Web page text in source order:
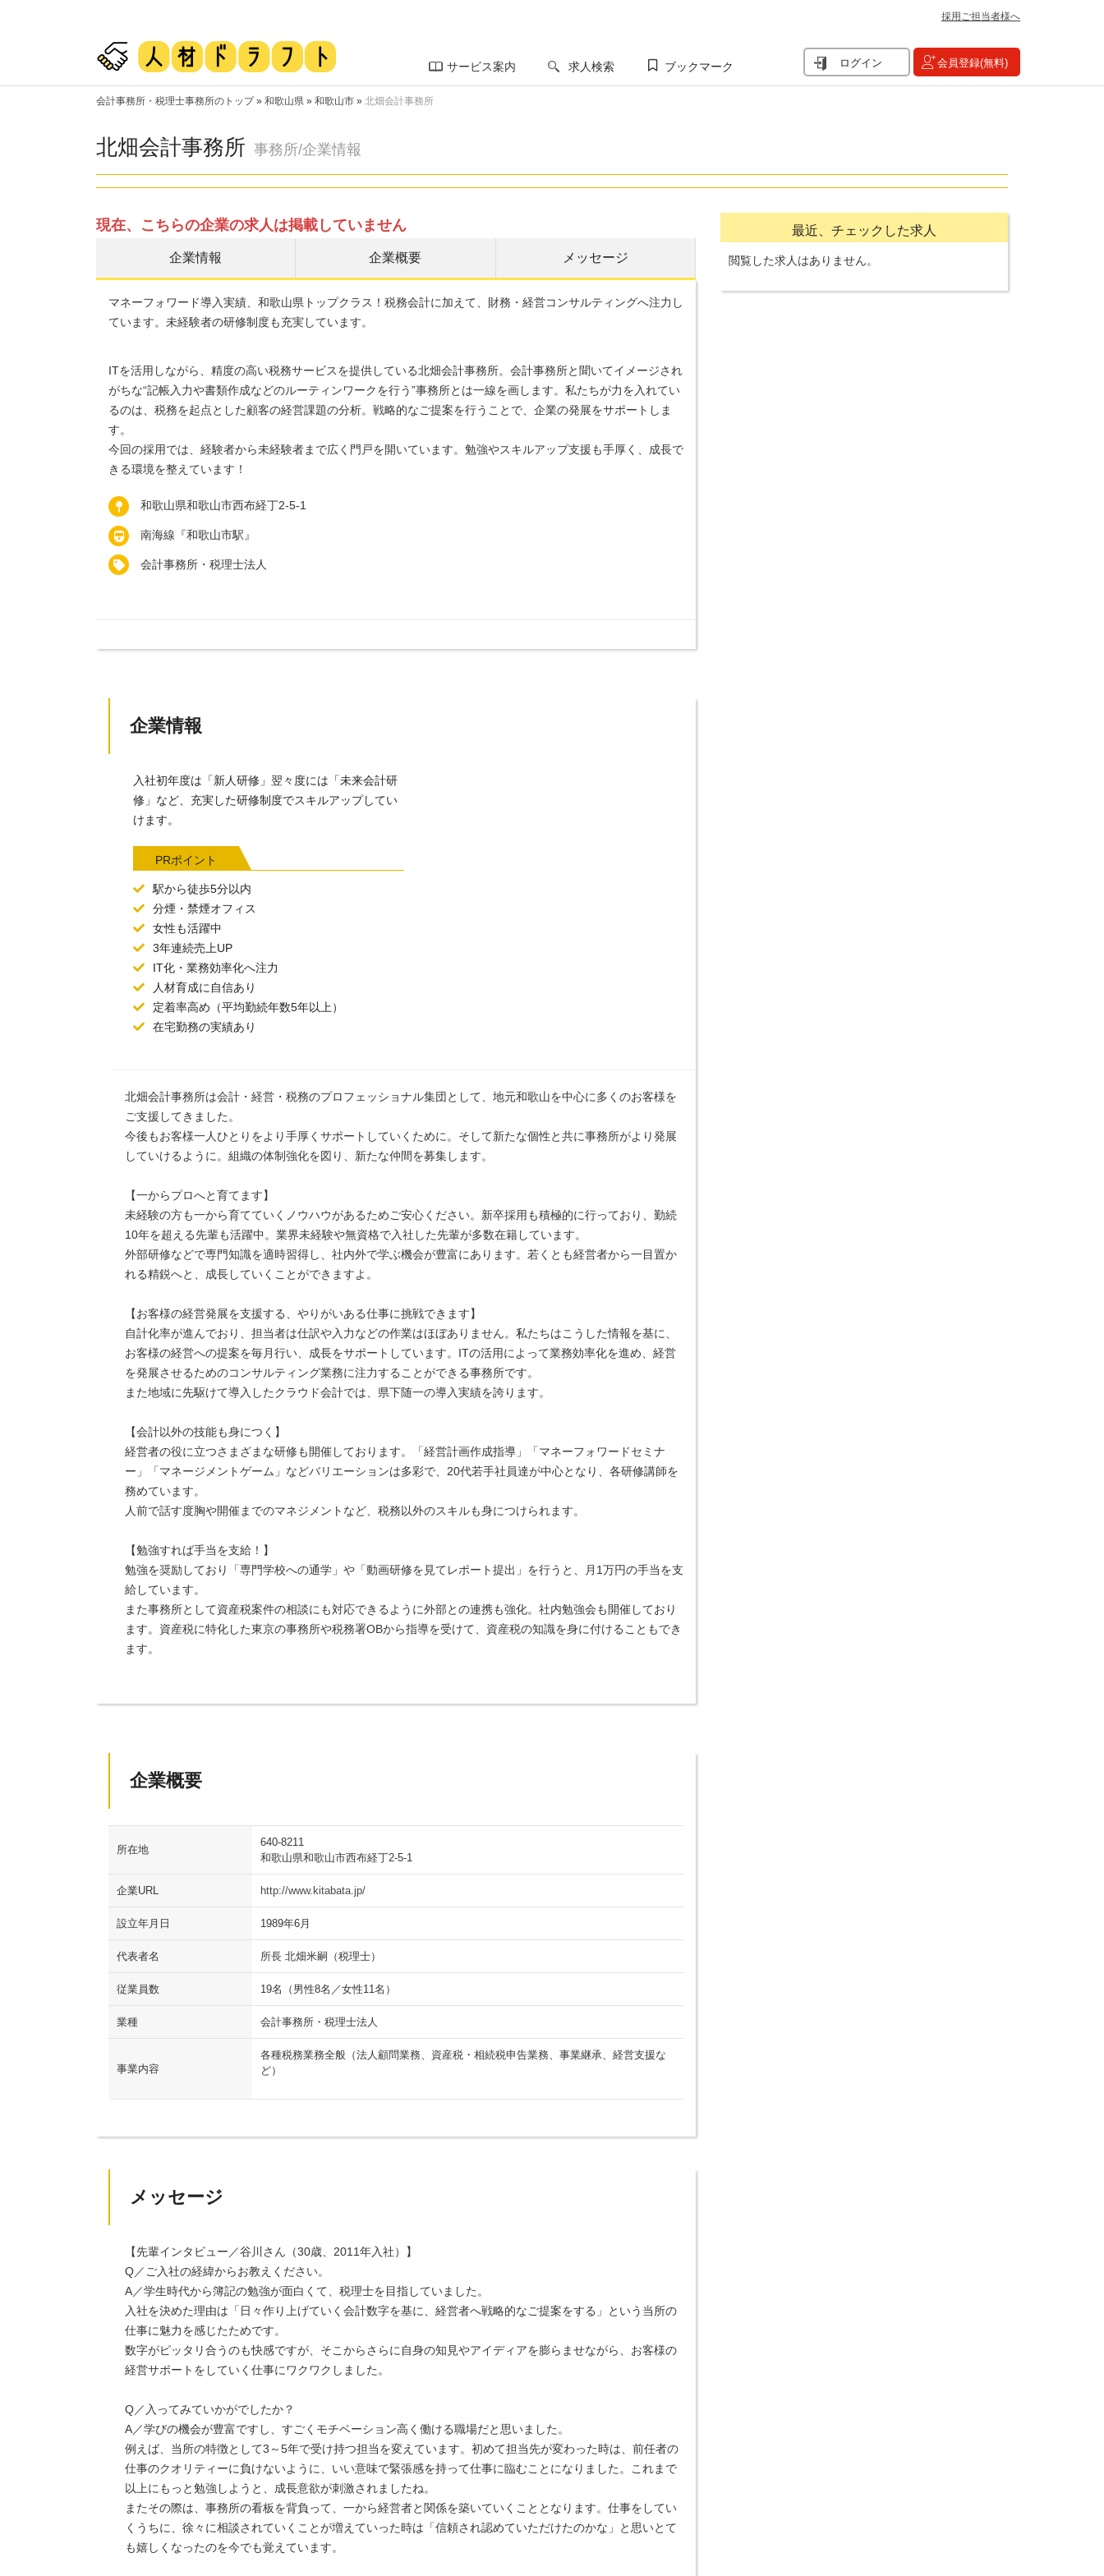
採用ご担当者様へ
サービス案内 求人検索 ブックマーク ログイン 会員登録(無料)
会計事務所・税理士事務所のトップ» 和歌山県 » 和歌山市 » 北畑会計事務所
北畑会計事務所 事務所/企業情報
現在、こちらの企業の求人は掲載していません
企業情報 企業概要 メッセージ
マネーフォワード導入実績、和歌山県トップクラス！税務会計に加えて、財務・経営コンサルティングへ注力し
ています。未経験者の研修制度も充実しています。
ITを活用しながら、精度の高い税務サービスを提供している北畑会計事務所。会計事務所と聞いてイメージされ
がちな“記帳入力や書類作成などのルーティンワークを行う”事務所とは一線を画します。私たちが力を入れてい
るのは、税務を起点とした顧客の経営課題の分析。戦略的なご提案を行うことで、企業の発展をサポートしま
す。
今回の採用では、経験者から未経験者まで広く門戸を開いています。勉強やスキルアップ支援も手厚く、成長で
きる環境を整えています！
和歌山県和歌山市西布経丁2-5-1
南海線『和歌山市駅』
会計事務所・税理士法人
企業情報
入社初年度は「新人研修」翌々度には「未来会計研
修」など、充実した研修制度でスキルアップしてい
けます。
PRポイント
駅から徒歩5分以内
分煙・禁煙オフィス
女性も活躍中
3年連続売上UP
IT化・業務効率化へ注力
人材育成に自信あり
定着率高め（平均勤続年数5年以上）
在宅勤務の実績あり
北畑会計事務所は会計・経営・税務のプロフェッショナル集団として、地元和歌山を中心に多くのお客様を
ご支援してきました。
今後もお客様一人ひとりをより手厚くサポートしていくために。そして新たな個性と共に事務所がより発展
していけるように。組織の体制強化を図り、新たな仲間を募集します。
【一からプロへと育てます】
未経験の方も一から育てていくノウハウがあるためご安心ください。新卒採用も積極的に行っており、勤続
10年を超える先輩も活躍中。業界未経験や無資格で入社した先輩が多数在籍しています。
外部研修などで専門知識を適時習得し、社内外で学ぶ機会が豊富にあります。若くとも経営者から一目置か
れる精鋭へと、成長していくことができますよ。
【お客様の経営発展を支援する、やりがいある仕事に挑戦できます】
自計化率が進んでおり、担当者は仕訳や入力などの作業はほぼありません。私たちはこうした情報を基に、
お客様の経営への提案を毎月行い、成長をサポートしています。ITの活用によって業務効率化を進め、経営
を発展させるためのコンサルティング業務に注力することができる事務所です。
また地域に先駆けて導入したクラウド会計では、県下随一の導入実績を誇ります。
【会計以外の技能も身につく】
経営者の役に立つさまざまな研修も開催しております。「経営計画作成指導」「マネーフォワードセミナ
ー」「マネージメントゲーム」などバリエーションは多彩で、20代若手社員達が中心となり、各研修講師を
務めています。
人前で話す度胸や開催までのマネジメントなど、税務以外のスキルも身につけられます。
【勉強すれば手当を支給！】
勉強を奨励しており「専門学校への通学」や「動画研修を見てレポート提出」を行うと、月1万円の手当を支
給しています。
また事務所として資産税案件の相談にも対応できるように外部との連携も強化。社内勉強会も開催しており
ます。資産税に特化した東京の事務所や税務署OBから指導を受けて、資産税の知識を身に付けることもでき
ます。
企業概要
所在地
640-8211
和歌山県和歌山市西布経丁2-5-1
企業URL http://www.kitabata.jp/
設立年月日 1989年6月
代表者名 所長 北畑米嗣（税理士）
従業員数 19名（男性8名／女性11名）
業種 会計事務所・税理士法人
事業内容
各種税務業務全般（法人顧問業務、資産税・相続税申告業務、事業継承、経営支援な
ど）
メッセージ
【先輩インタビュー／谷川さん（30歳、2011年入社）】
Q／ご入社の経緯からお教えください。
A／学生時代から簿記の勉強が面白くて、税理士を目指していました。
入社を決めた理由は「日々作り上げていく会計数字を基に、経営者へ戦略的なご提案をする」という当所の
仕事に魅力を感じたためです。
数字がピッタリ合うのも快感ですが、そこからさらに自身の知見やアイディアを膨らませながら、お客様の
経営サポートをしていく仕事にワクワクしました。
Q／入ってみていかがでしたか？
A／学びの機会が豊富ですし、すごくモチベーション高く働ける職場だと思いました。
例えば、当所の特徴として3～5年で受け持つ担当を変えています。初めて担当先が変わった時は、前任者の
仕事のクオリティーに負けないように、いい意味で緊張感を持って仕事に臨むことになりました。これまで
以上にもっと勉強しようと、成長意欲が刺激されましたね。
またその際は、事務所の看板を背負って、一から経営者と関係を築いていくこととなります。仕事をしてい
くうちに、徐々に相談されていくことが増えていった時は「信頼され認めていただけたのかな」と思いとて
も嬉しくなったのを今でも覚えています。
最近、チェックした求人
閲覧した求人はありません。